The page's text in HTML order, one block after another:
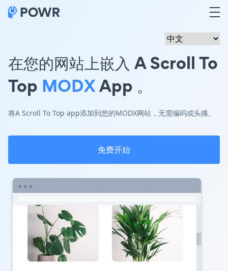
在您的网站上嵌入 A Scroll To
Top MODXApp 。
将A Scroll To Top app添加到您的MODX网站，无需编码或头痛。
免费开始